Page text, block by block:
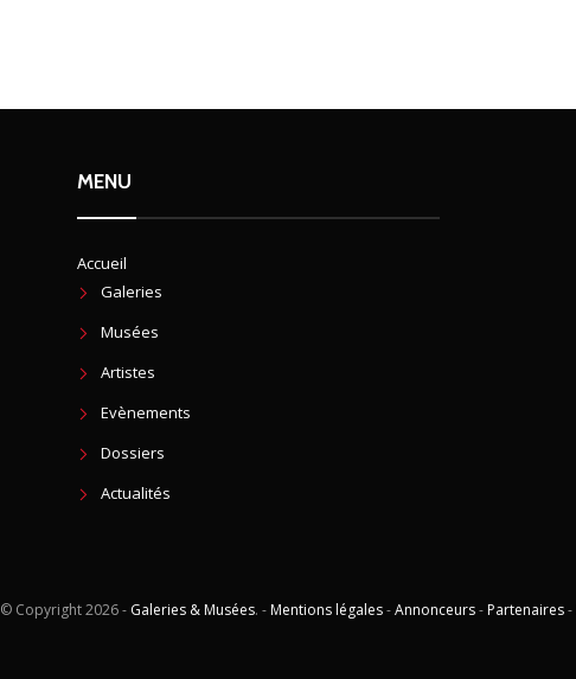
MENU
Accueil
Galeries
Musées
Artistes
Evènements
Dossiers
Actualités
© Copyright2026 - Galeries & Musées. - Mentions légales-Annonceurs- Partenaires-